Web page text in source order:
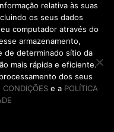
CONDIÇÕESlCONDIÇÕES
Todos os direitos reservados.
relativa às suas
os seus dados
computador através do
armazenamento,
de determinado sítio da
mais rápida e eficiente.
dos seus
CONDIÇÕESe a POLÍTICA